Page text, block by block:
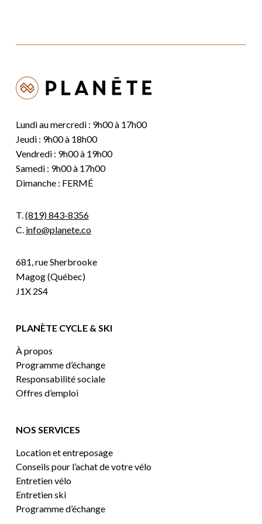
Lundi au mercredi : 9h00 à 17h00
Jeudi : 9h00 à 18h00
Vendredi : 9h00 à 19h00
Samedi : 9h00 à 17h00
Dimanche : FERMÉ
T.(819) 843-8356
C. info@planete.co
681, rue Sherbrooke
Magog (Québec)
J1X 2S4
PLANÈTE CYCLE & SKI
À propos
Programme d’échange
Responsabilité sociale
Offres d’emploi
NOS SERVICES
Location et entreposage
Conseils pour l’achat de votre vélo
Entretien vélo
Entretien ski
Programme d’échange